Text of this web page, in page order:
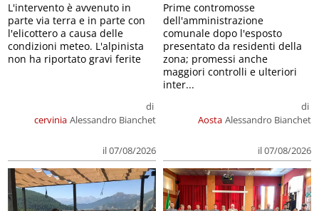
cervinia
di
Alessandro Bianchet
il 07/08/2026
L'intervento è avvenuto in
parte via terra e in parte con
l'elicottero a causa delle
condizioni meteo. L'alpinista
non ha riportato gravi ferite
Aosta
di
Alessandro Bianchet
il 07/08/2026
Prime contromosse
dell'amministrazione
comunale dopo l'esposto
presentato da residenti della
zona; promessi anche
maggiori controlli e ulteriori
inter...